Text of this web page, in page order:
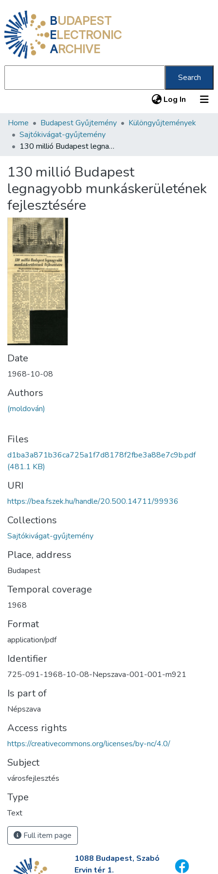
BUDAPEST
ELECTRONIC
ARCHIVE
Search
Log In (current)
Communities & Collections
All of DSpace
About us
Home Budapest Gyűjtemény
Különgyűjtemények
Sajtókivágat-gyűjtemény
130 millió Budapest legnagyobb munkáskerületének fejlesztésére
130 millió Budapest
legnagyobb munkáskerületének
fejlesztésére
Date
1968-10-08
Authors
(moldován)
Files
d1ba3a871b36ca725a1f7d8178f2fbe3a88e7c9b.pdf
(481.1 KB)
URI
https://bea.fszek.hu/handle/20.500.14711/99936
Collections
Sajtókivágat-gyűjtemény
Place, address
Budapest
Temporal coverage
1968
Format
application/pdf
Identifier
725-091-1968-10-08-Nepszava-001-001-m921
Is part of
Népszava
Access rights
https://creativecommons.org/licenses/by-nc/4.0/
Subject
városfejlesztés
Type
Text
Full item page
1088 Budapest, Szabó
Ervin tér 1.